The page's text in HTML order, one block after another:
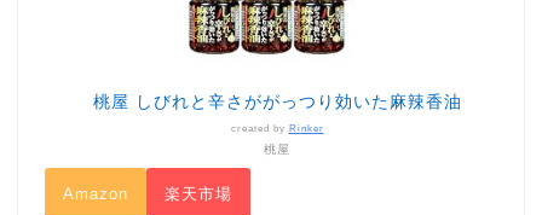
桃屋 しびれと辛さががっつり効いた麻辣香油
created by Rinker
桃屋
Amazon 楽天市場